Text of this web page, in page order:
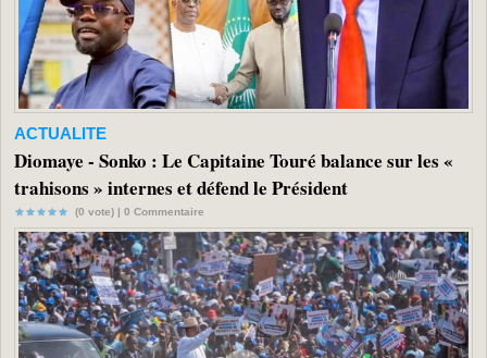
ACTUALITE
Diomaye - Sonko : Le Capitaine Touré balance sur les «
trahisons » internes et défend le Président
(0 vote) | 0 Commentaire